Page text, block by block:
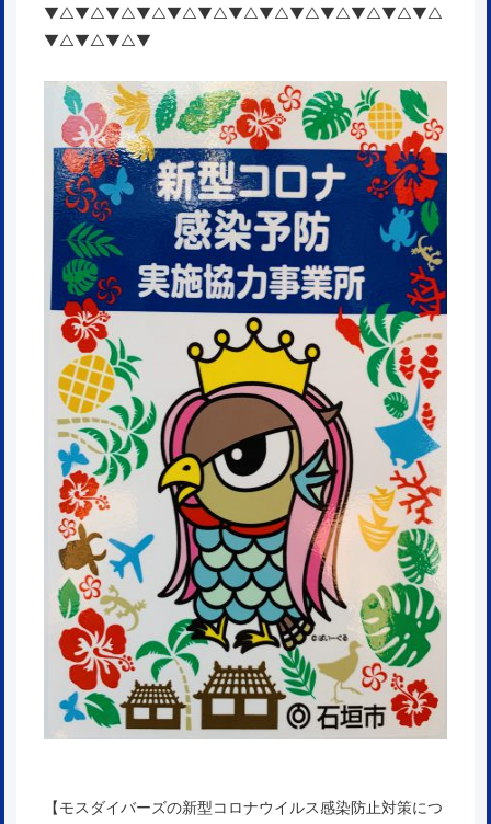
▼△▼△▼△▼△▼△▼△▼△▼△▼△▼△▼△▼△▼△
▼△▼△▼△▼
【モスダイバーズの新型コロナウイルス感染防止対策につ